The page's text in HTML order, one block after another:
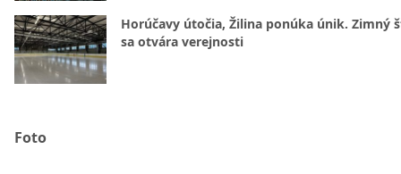
Horúčavy útočia, Žilina ponúka únik. Zimný
sa otvára verejnosti
Foto